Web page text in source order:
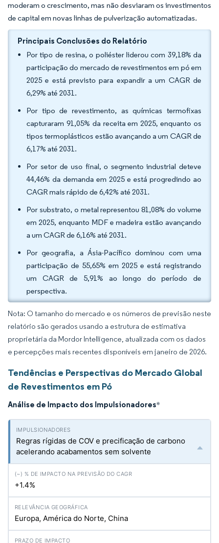
moderam o crescimento, mas não desviaram os investimentos
de capital em novas linhas de pulverização automatizadas.
Principais Conclusões do Relatório
Por tipo de resina, o poliéster liderou com 39,18% da
participação do mercado de revestimentos em pó em
2025 e está previsto para expandir a um CAGR de
6,29% até 2031.
Por tipo de revestimento, as químicas termofixas
capturaram 91,05% da receita em 2025, enquanto os
tipos termoplásticos estão avançando a um CAGR de
6,17% até 2031.
Por setor de uso final, o segmento industrial deteve
44,46% da demanda em 2025 e está progredindo ao
CAGR mais rápido de 6,42% até 2031.
Por substrato, o metal representou 81,08% do volume
em 2025, enquanto MDF e madeira estão avançando
a um CAGR de 6,16% até 2031.
Por geografia, a Ásia-Pacífico dominou com uma
participação de 55,65% em 2025 e está registrando
um CAGR de 5,91% ao longo do período de
perspectiva.
Nota: O tamanho do mercado e os números de previsão neste
relatório são gerados usando a estrutura de estimativa
proprietária da Mordor Intelligence, atualizada com os dados
e percepções mais recentes disponíveis em janeiro de 2026.
Tendências e Perspectivas do Mercado Global
de Revestimentos em Pó
Análise de Impacto dos Impulsionadores*
Regras rígidas de COV e precificação de carbono
acelerando acabamentos sem solvente
+1.4%
Europa, América do Norte, China